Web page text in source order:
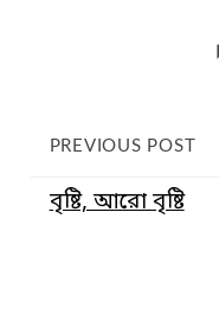
PREVIOUS POST
বৃষ্টি, আরো বৃষ্টি